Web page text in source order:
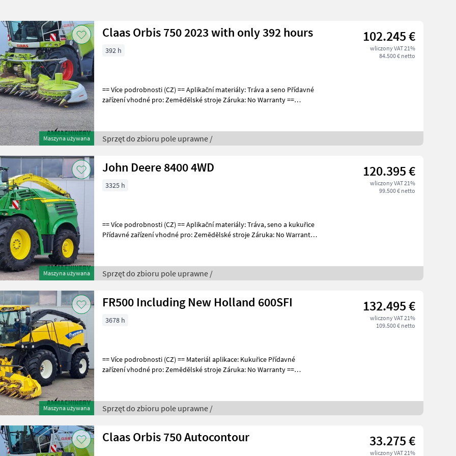
Maszyna używana
Claas Orbis 750 2023 with only 392 hours 102.245 €
wliczony VAT 21%
84.500 € netto
392 h
== Více podrobnosti (CZ) == Aplikační materiály: Tráva a seno Přídavné
zařízení vhodné pro: Zemědělské stroje Záruka: No Warranty ==
Sprzęt do zbioru pole uprawne /
Maszyna używana
John Deere 8400 4WD 120.395 €
wliczony VAT 21%
99.500 € netto
3325 h
== Více podrobnosti (CZ) == Aplikační materiály: Tráva, seno a kukuřice
Přídavné zařízení vhodné pro: Zemědělské stroje Záruka: No Warranty
Sprzęt do zbioru pole uprawne /
Maszyna używana
FR500 Including New Holland 600SFI 132.495 €
wliczony VAT 21%
109.500 € netto
3678 h
== Více podrobnosti (CZ) == Materiál aplikace: Kukuřice Přídavné
zařízení vhodné pro: Zemědělské stroje Záruka: No Warranty ==
Sprzęt do zbioru pole uprawne /
Claas Orbis 750 Autocontour 33.275 €
wliczony VAT 21%